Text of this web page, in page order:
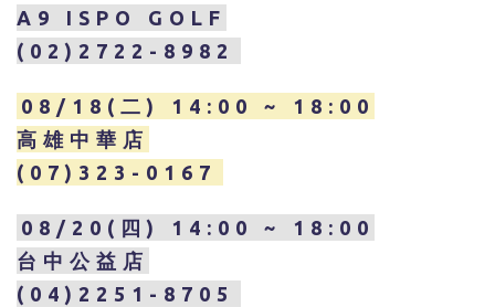
A9 ISPO GOLF
(02)2722-8982
08/18(二) 14:00 ~ 18:00
高雄中華店
(07)323-0167
08/20(四) 14:00 ~ 18:00
台中公益店
(04)2251-8705